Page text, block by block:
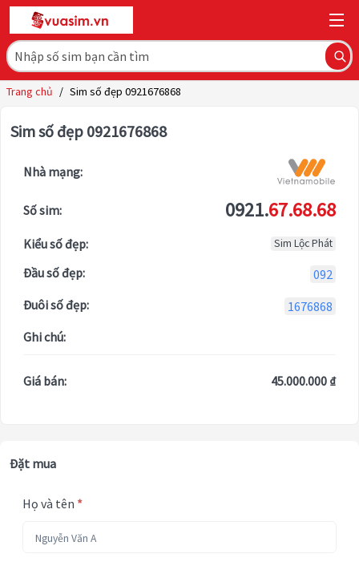
Trang chủ / Sim số đẹp 0921676868
Sim số đẹp 0921676868
Nhà mạng:
Số sim: 0921.67.68.68
Kiểu số đẹp: Sim Lộc Phát
Đầu số đẹp:
092
Đuôi số đẹp:
1676868
Ghi chú:
Giá bán: 45.000.000 ₫
Đặt mua
Họ và tên *